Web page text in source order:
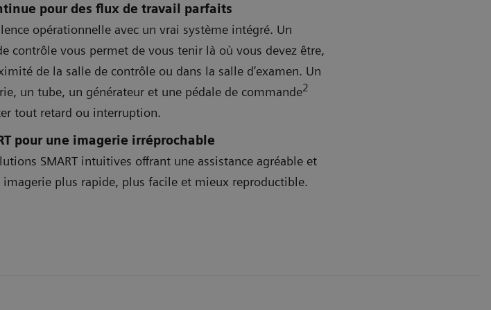
pour des flux de travail parfaits
opérationnelle avec un vrai système intégré. Un
contrôle vous permet de vous tenir là où vous devez être,
de la salle de contrôle ou dans la salle d’examen. Un
un tube, un générateur et une pédale de commande2
tout retard ou interruption.
pour une imagerie irréprochable
SMART intuitives offrant une assistance agréable et
imagerie plus rapide, plus facile et mieux reproductible.